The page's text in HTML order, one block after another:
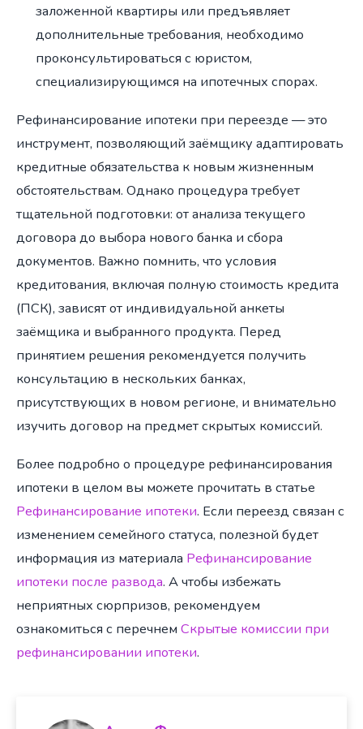
заложенной квартиры или предъявляет
дополнительные требования, необходимо
проконсультироваться с юристом,
специализирующимся на ипотечных спорах.
Рефинансирование ипотеки при переезде — это
инструмент, позволяющий заёмщику адаптировать
кредитные обязательства к новым жизненным
обстоятельствам. Однако процедура требует
тщательной подготовки: от анализа текущего
договора до выбора нового банка и сбора
документов. Важно помнить, что условия
кредитования, включая полную стоимость кредита
(ПСК), зависят от индивидуальной анкеты
заёмщика и выбранного продукта. Перед
принятием решения рекомендуется получить
консультацию в нескольких банках,
присутствующих в новом регионе, и внимательно
изучить договор на предмет скрытых комиссий.
Более подробно о процедуре рефинансирования
ипотеки в целом вы можете прочитать в статье
Рефинансирование ипотеки. Если переезд связан с
изменением семейного статуса, полезной будет
информация из материала Рефинансирование
ипотеки после развода. А чтобы избежать
неприятных сюрпризов, рекомендуем
ознакомиться с перечнем Скрытые комиссии при
рефинансировании ипотеки.